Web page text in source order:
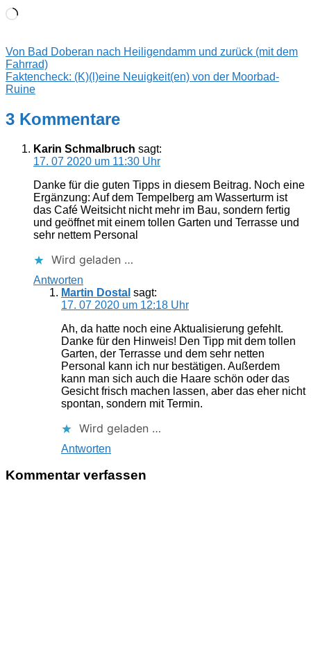
Wird
Beitragsnavigation
Vorheriger
Beitrag:
Von Bad Doberan nach Heiligendamm und zurück (mit dem
Fahrrad)
Nächster
Beitrag:
Faktencheck: (K)(l)eine Neuigkeit(en) von der Moorbad-
Ruine
3 Kommentare
Karin Schmalbruch sagt:
17. 07 2020 um 11:30 Uhr
Danke für die guten Tipps in diesem Beitrag. Noch eine
Ergänzung: Auf dem Tempelberg am Wasserturm ist
das Café Weitsicht nicht mehr im Bau, sondern fertig
und geöffnet mit einem tollen Garten und Terrasse und
sehr nettem Personal
Wird geladen …
Antworten
Martin Dostal sagt:
17. 07 2020 um 12:18 Uhr
Ah, da hatte noch eine Aktualisierung gefehlt.
Danke für den Hinweis! Den Tipp mit dem tollen
Garten, der Terrasse und dem sehr netten
Personal kann ich nur bestätigen. Außerdem
kann man sich auch die Haare schön oder das
Gesicht frisch machen lassen, aber das eher nicht
spontan, sondern mit Termin.
Wird geladen …
Antworten
Kommentar verfassen